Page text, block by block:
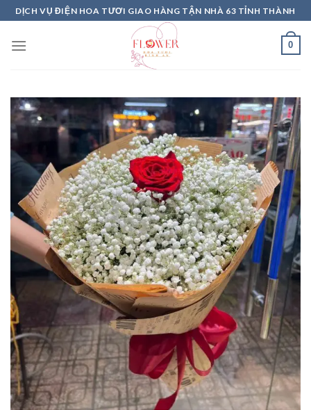
Skip
to
content
DỊCH VỤ ĐIỆN HOA TƯƠI GIAO HÀNG TẬN NHÀ 63 TỈNH THÀNH
0